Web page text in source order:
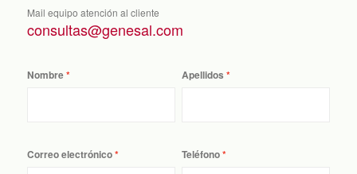
Mail equipo atención al cliente
consultas@genesal.com
Nombre Apellidos
Correo electrónico Teléfono